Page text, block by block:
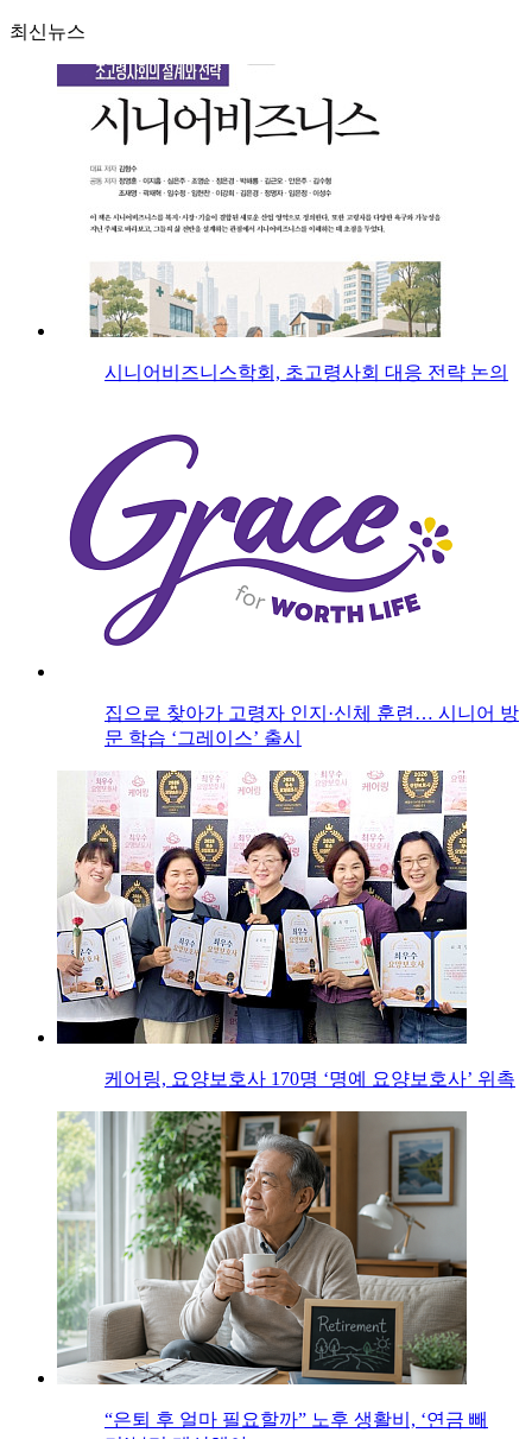
최신뉴스
시니어비즈니스학회, 초고령사회 대응 전략 논의
집으로 찾아가 고령자 인지·신체 훈련… 시니어 방
문 학습 ‘그레이스’ 출시
케어링, 요양보호사 170명 ‘명예 요양보호사’ 위촉
“은퇴 후 얼마 필요할까” 노후 생활비, ‘연금 빼